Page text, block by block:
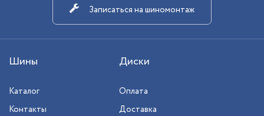
Шины Диски
Каталог
Контакты
Оплата
Доставка
Записаться на шиномонтаж